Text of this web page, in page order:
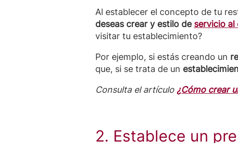
Al establecer el concepto de tu
deseas crear y estilo de servicio al
visitar tu establecimiento?
Por ejemplo, si estás creando un
que, si se trata de un
Consulta el artículo ¿Cómo crear
2. Establece un